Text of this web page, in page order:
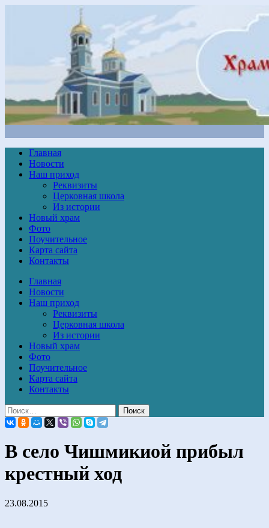
Главная
Новости
Наш приход
Реквизиты
Церковная школа
Из истории
Новый храм
Фото
Поучительное
Карта сайта
Контакты
Главная
Новости
Наш приход
Реквизиты
Церковная школа
Из истории
Новый храм
Фото
Поучительное
Карта сайта
Контакты
В село Чишмикиой прибыл
крестный ход
23.08.2015